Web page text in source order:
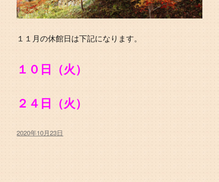
１１月の休館日は下記になります。
１０日（火）
２４日（火）
投
2020年10月23日